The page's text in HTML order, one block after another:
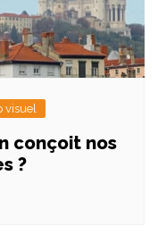
visuel
conçoit nos
?